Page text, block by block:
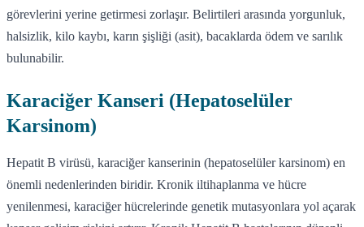
görevlerini yerine getirmesi zorlaşır. Belirtileri arasında yorgunluk,
halsizlik, kilo kaybı, karın şişliği (asit), bacaklarda ödem ve sarılık
bulunabilir.
Karaciğer Kanseri (Hepatoselüler
Karsinom)
Hepatit B virüsü, karaciğer kanserinin (hepatoselüler karsinom) en
önemli nedenlerinden biridir. Kronik iltihaplanma ve hücre
yenilenmesi, karaciğer hücrelerinde genetik mutasyonlara yol açarak